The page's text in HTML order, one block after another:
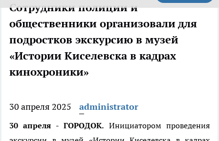
Сотрудники полиции и
общественники организовали для
подростков экскурсию в музей
«Истории Киселевска в кадрах
кинохроники»
30 апреля 2025 administrator
30 апреля - ГОРОДОК. Инициатором проведения